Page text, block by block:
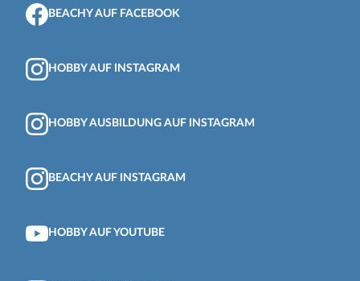
BEACHY AUF FACEBOOK
HOBBY AUF INSTAGRAM
HOBBY AUSBILDUNG AUF INSTAGRAM
BEACHY AUF INSTAGRAM
HOBBY AUF YOUTUBE